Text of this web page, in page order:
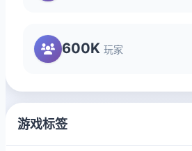
600K 玩家
游戏标签